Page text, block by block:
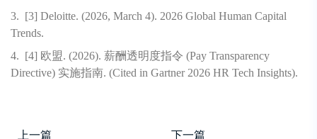
3. [3] Deloitte. (2026, March 4). 2026 Global Human Capital
Trends.
4. [4] 欧盟. (2026). 薪酬透明度指令 (Pay Transparency
Directive) 实施指南. (Cited in Gartner 2026 HR Tech Insights).
上一篇 下一篇